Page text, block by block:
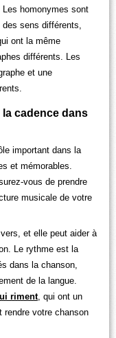
homonymes sont
sens différents,
ont la même
différents. Les
et une
la cadence dans
important dans la
et mémorables.
vous de prendre
musicale de votre
et elle peut aider à
Le rythme est la
dans la chanson,
de la langue.
riment, qui ont un
rendre votre chanson